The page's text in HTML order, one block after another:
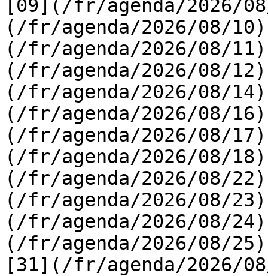
[09](/fr/agenda/2026/
(/fr/agenda/2026/08/
(/fr/agenda/2026/08/
(/fr/agenda/2026/08/
(/fr/agenda/2026/08/
(/fr/agenda/2026/08/
(/fr/agenda/2026/08/
(/fr/agenda/2026/08/
(/fr/agenda/2026/08/
(/fr/agenda/2026/08/
(/fr/agenda/2026/08/
(/fr/agenda/2026/08/
[31](/fr/agenda/